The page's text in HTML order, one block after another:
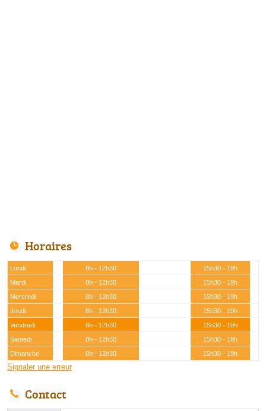
Horaires
Lundi 8h - 12h30
15h30 - 19h
Mardi
8h - 12h30
15h30 - 19h
Mercredi
8h - 12h30
15h30 - 19h
Jeudi
8h - 12h30
15h30 - 19h
Vendredi
8h - 12h30
15h30 - 19h
Samedi
8h - 12h30
15h30 - 19h
Dimanche
8h - 12h30 15h30 - 19h
Signaler une erreur
Contact